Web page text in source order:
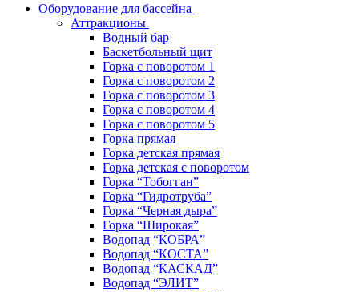
Оборудование для бассейна
Аттракционы
Водный бар
Баскетбольный щит
Горка с поворотом 1
Горка с поворотом 2
Горка с поворотом 3
Горка с поворотом 4
Горка с поворотом 5
Горка прямая
Горка детская прямая
Горка детская с поворотом
Горка “Тобогган”
Горка “Гидротруба”
Горка “Черная дыра”
Горка “Широкая”
Водопад “КОБРА”
Водопад “КОСТА”
Водопад “КАСКАД”
Водопад “ЭЛИТ”